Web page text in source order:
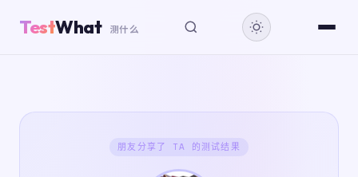
TestWhat 测什么
朋友分享了 TA 的测试结果